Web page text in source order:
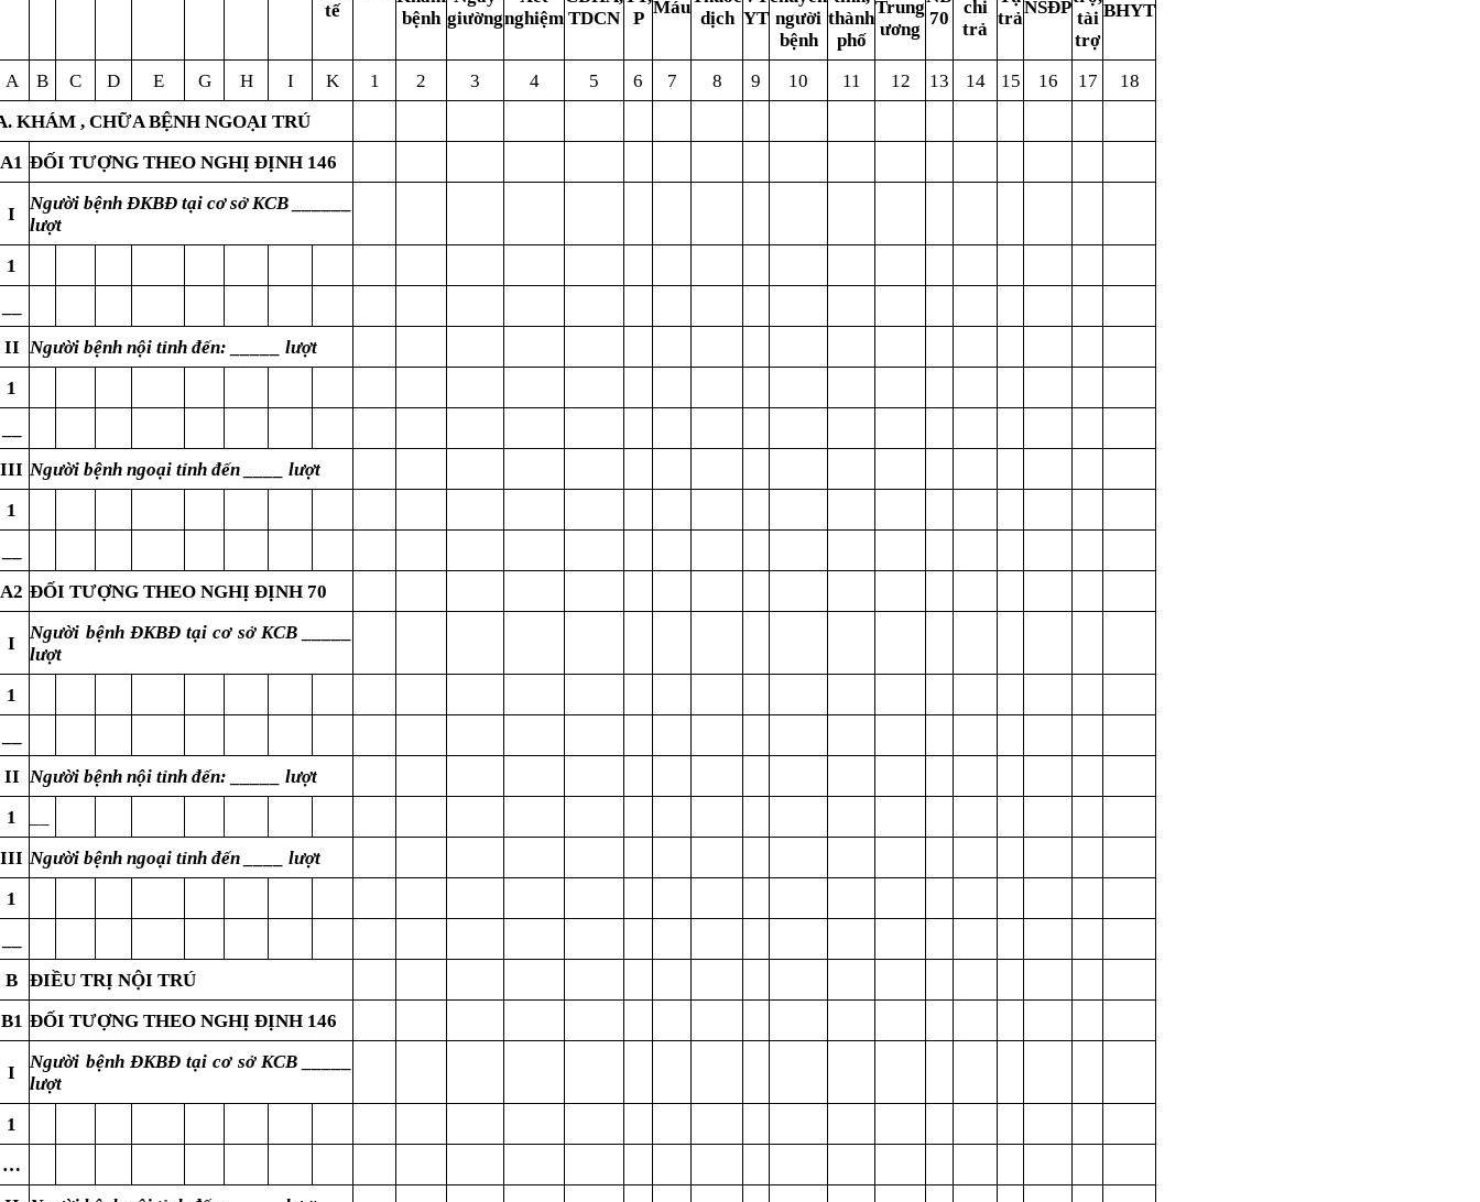
tế
BHYT
bệnh giườngnghiệm TDCN
P
Máu
dịch YT người
bệnh
thành
phố
Trung
ương
70
chi
trả
trả
NSĐP
tài
trợ
A
B C D E G H I K 1 2 3 4 5 6 7 8 9 10 11 12 13 14 15 16 17
18
KHÁM , CHỮA BỆNH NGOẠI TRÚ
A1 ĐỐI TƯỢNG THEO NGHỊ ĐỊNH 146
I
Người bệnh ĐKBĐ tại cơ sở KCB ______
lượt
1
II Người bệnh nội tỉnh đến: _____ lượt
1
III Người bệnh ngoại tỉnh đến ____ lượt
1
A2 ĐỐI TƯỢNG THEO NGHỊ ĐỊNH 70
I
Người bệnh ĐKBĐ tại cơ sở KCB _____
lượt
1
II Người bệnh nội tỉnh đến: _____ lượt
1
III Người bệnh ngoại tỉnh đến ____ lượt
1
B ĐIỀU TRỊ NỘI TRÚ
B1 ĐỐI TƯỢNG THEO NGHỊ ĐỊNH 146
I
Người bệnh ĐKBĐ tại cơ sở KCB _____
lượt
1
…